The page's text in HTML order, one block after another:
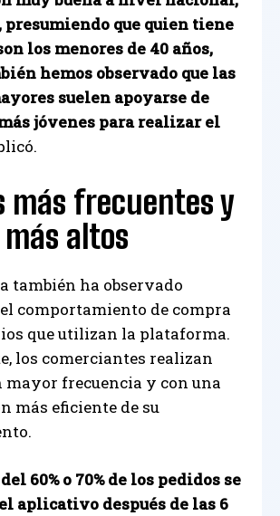
presumiendo que quien tiene
los menores de 40 años,
hemos observado que las
suelen apoyarse de
jóvenes para realizar el
más frecuentes y
altos
también ha observado
comportamiento de compra
que utilizan la plataforma.
los comerciantes realizan
mayor frecuencia y con una
más eficiente de su
60% o 70% de los pedidos se
aplicativo después de las 6